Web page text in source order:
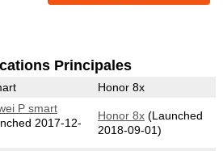
Principales
Honor 8x
P smart
2017-12-
Honor 8x(Launched
2018-09-01)